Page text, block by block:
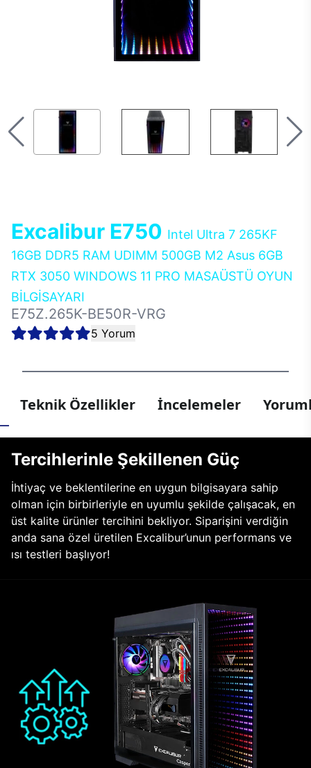
Excalibur E750 Intel Ultra 7 265KF
16GB DDR5 RAM UDIMM 500GB M2 Asus 6GB
RTX 3050 WINDOWS 11 PRO MASAÜSTÜ OYUN
BİLGİSAYARI
E75Z.265K-BE50R-VRG
5 Yorum
Teknik Özellikler İncelemeler
Tercihlerinle Şekillenen Güç
İhtiyaç ve beklentilerine en uygun bilgisayara sahip
olman için birbirleriyle en uyumlu şekilde çalışacak, en
üst kalite ürünler tercihini bekliyor. Siparişini verdiğin
anda sana özel üretilen Excalibur’unun performans ve
ısı testleri başlıyor!